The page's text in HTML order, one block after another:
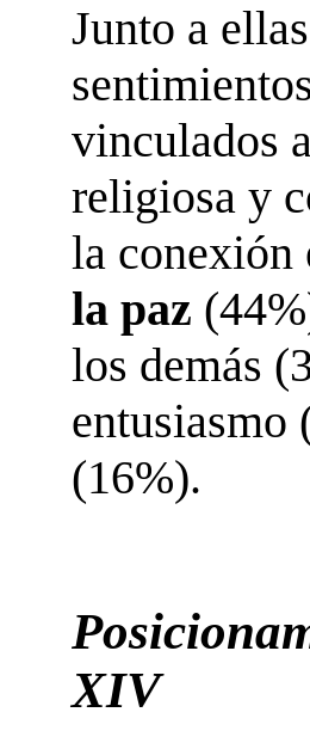
Junto a
vinculados
religiosa y
la conexión
la paz
los demás
(16%).
XIV